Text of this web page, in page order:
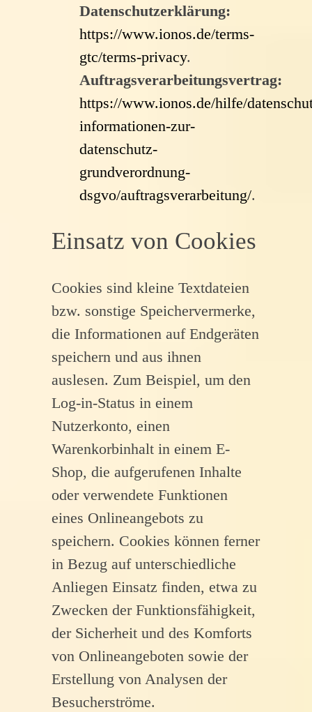
Datenschutzerklärung:
https://www.ionos.de/terms-
gtc/terms-privacy.
Auftragsverarbeitungsvertrag:
https://www.ionos.de/hilfe/
informationen-zur-
datenschutz-
grundverordnung-
dsgvo/auftragsverarbeitung/.
Einsatz von Cookies
Cookies sind kleine Textdateien
bzw. sonstige Speichervermerke,
die Informationen auf Endgeräten
speichern und aus ihnen
auslesen. Zum Beispiel, um den
Log-in-Status in einem
Nutzerkonto, einen
Warenkorbinhalt in einem E-
Shop, die aufgerufenen Inhalte
oder verwendete Funktionen
eines Onlineangebots zu
speichern. Cookies können ferner
in Bezug auf unterschiedliche
Anliegen Einsatz finden, etwa zu
Zwecken der Funktionsfähigkeit,
der Sicherheit und des Komforts
von Onlineangeboten sowie der
Erstellung von Analysen der
Besucherströme.